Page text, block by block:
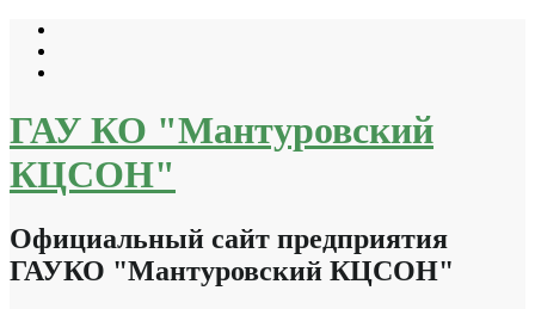
Перейти
содержимому
ГАУ КО "Мантуровский
КЦСОН"
Официальный сайт предприятия
ГАУКО "Мантуровский КЦСОН"